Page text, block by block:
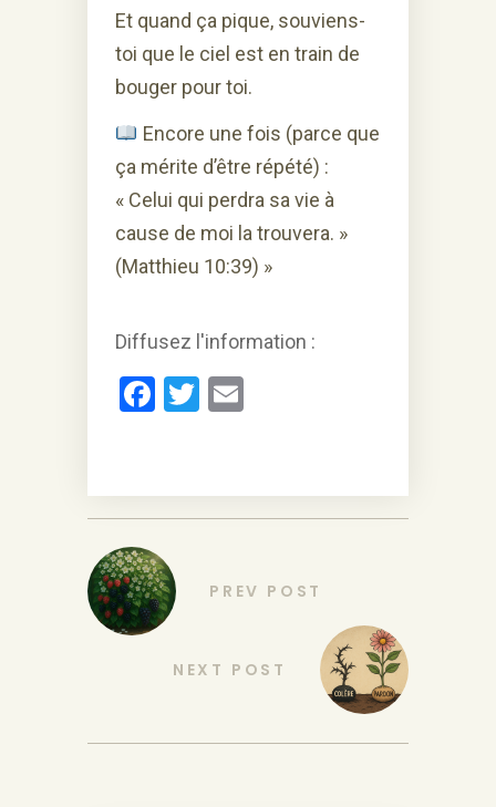
Et quand ça pique, souviens-
toi que le ciel est en train de
bouger pour toi.
Encore une fois (parce que
ça mérite d’être répété) :
« Celui qui perdra sa vie à
cause de moi la trouvera. »
(Matthieu 10:39) »
Diffusez l'information :
Fa
ok
Twi
PREV POST
NEXT POST